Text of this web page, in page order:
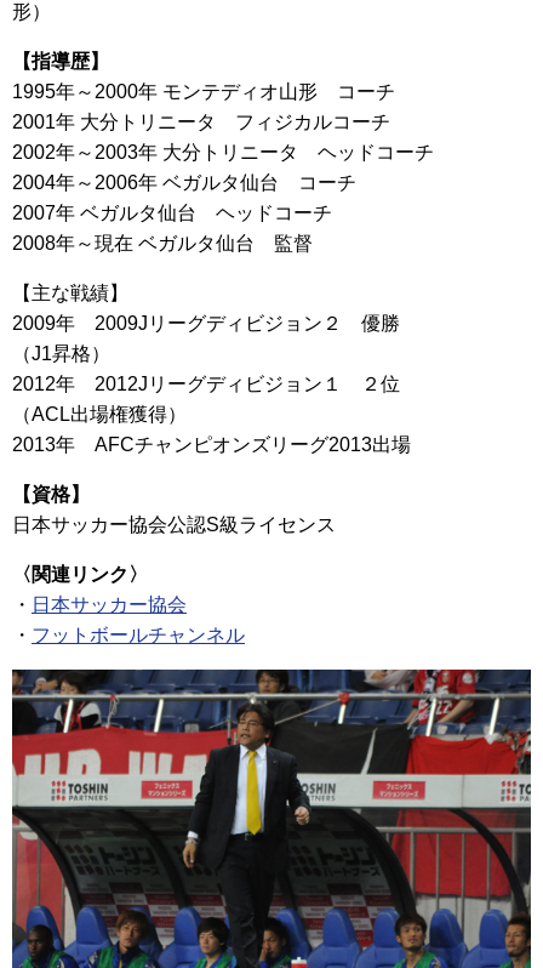
形）
【指導歴】
1995年～2000年 モンテディオ山形 コーチ
2001年 大分トリニータ フィジカルコーチ
2002年～2003年 大分トリニータ ヘッドコーチ
2004年～2006年 ベガルタ仙台 コーチ
2007年 ベガルタ仙台 ヘッドコーチ
2008年～現在 ベガルタ仙台 監督
【主な戦績】
2009年 2009Jリーグディビジョン２ 優勝
（J1昇格）
2012年 2012Jリーグディビジョン１ ２位
（ACL出場権獲得）
2013年 AFCチャンピオンズリーグ2013出場
【資格】
日本サッカー協会公認S級ライセンス
〈関連リンク〉
・ 日本サッカー協会
・ フットボールチャンネル